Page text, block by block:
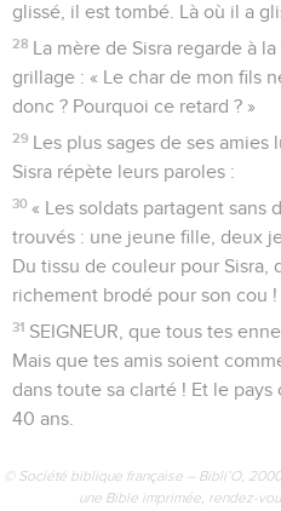
glissé, il est tombé. Là où il a
28 La mère de Sisra regarde à
grillage : « Le char de mon fils
donc ? Pourquoi ce retard ? »
29 Les plus sages de ses
Sisra répète leurs paroles :
30 « Les soldats partagent sans
trouvés : une jeune fille, deux
Du tissu de couleur pour Sisra,
richement brodé pour son cou !
31 SEIGNEUR, que tous tes
Mais que tes amis soient
dans toute sa clarté ! Et le
40 ans.
© Société biblique française – Bibli’O,
une Bible imprimée, rendez-